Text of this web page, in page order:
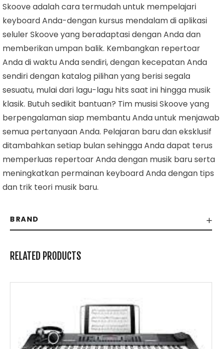
Skoove adalah cara termudah untuk mempelajari
keyboard Anda-dengan kursus mendalam di aplikasi
seluler Skoove yang beradaptasi dengan Anda dan
memberikan umpan balik. Kembangkan repertoar
Anda di waktu Anda sendiri, dengan kecepatan Anda
sendiri dengan katalog pilihan yang berisi segala
sesuatu, mulai dari lagu-lagu hits saat ini hingga musik
klasik. Butuh sedikit bantuan? Tim musisi Skoove yang
berpengalaman siap membantu Anda untuk menjawab
semua pertanyaan Anda. Pelajaran baru dan eksklusif
ditambahkan setiap bulan sehingga Anda dapat terus
memperluas repertoar Anda dengan musik baru serta
meningkatkan permainan keyboard Anda dengan tips
dan trik teori musik baru.
BRAND
RELATED PRODUCTS